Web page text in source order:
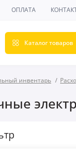
ОПЛАТА
Каталог товаров
инвентарь